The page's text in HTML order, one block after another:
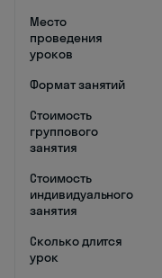
Место
проведения
уроков
Формат занятий
Стоимость
группового
занятия
Стоимость
индивидуального
занятия
Сколько длится
урок